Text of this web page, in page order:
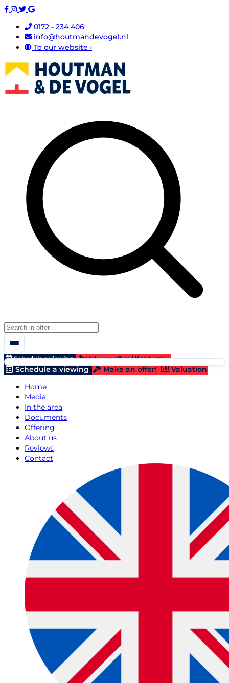
0172 - 234 406
info@houtmandevogel.nl
To our website ›
Schedule a viewing Make an offer! Valuation
Schedule a viewing Make an offer!
Valuation
Home
Media
In the area
Documents
Offering
About us
Reviews
Contact